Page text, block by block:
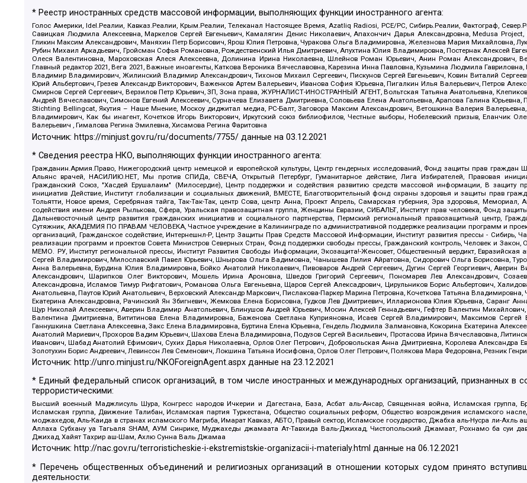
* Реестр иностранных средств массовой информации, выполняющих функции иностранного агента:
Голос Америки, Idel.Реалии, Кавказ.Реалии, Крым.Реалии, Телеканал Настоящее Время, Azatliq Radiosi, PCE/PC, Сибирь.Реалии, Фактограф,
Савицкая Людмила Алексеевна, Маркелов Сергей Евгеньевич, Камалягин Денис Николаевич, Апахончич Дарья Александровна, Medusa
Гликин Максим Александрович, Маняхин Петр Борисович, Ярош Юлия Петровна, Чуракова Ольга Владимировна, Железнова Мария Михайловна,
Рубин Михаил Аркадьевич, Гройсман Софья Романовна, Рождественский Илья Дмитриевич, Апухтина Юлия Владимировна, Постернак Алексей
Олеся Валентиновна, Мароховская Алеся Алексеевна, Долинина Ирина Николаевна, Шлейнов Роман Юрьевич, Анин Роман Александрович,
Главный редактор 2021, Вега 2021, Важные иноагенты, Каткова Вероника Вячеславовна, Карезина Инна Павловна, Кузьмина Людмила
Владимир Владимирович, Жилинский Владимир Александрович, Тихонов Михаил Сергеевич, Пискунов Сергей Евгеньевич, Ковин Виталий
Юрий Альбертович, Грезев Александр Викторович, Важенков Артем Валерьевич, Иванова София Юрьевна, Пигалкин Илья Валерьевич, Петров
Смирнов Сергей Сергеевич, Верзилов Петр Юрьевич, ЗП, Зона права, ЖУРНАЛИСТ-ИНОСТРАННЫЙ АГЕНТ, Вольтская Татьяна Анатольевна,
Андрей Вячеславович, Симонов Евгений Алексеевич, Сурначева Елизавета Дмитриевна, Соловьева Елена Анатольевна, Арапова Галина
Stichting Bellingcat, Якутия – Наше Мнение, Москоу диджитал медиа, РС-Балт, Заговора Максим Александрович, Ветошкина Валерия
Владимирович, Как бы инагент, Кочетков Игорь Викторович, Иркутский союз библиофилов, Честные выборы, Нобелевский призыв, Еланчик
Валерьевич , Гималова Регина Эмилевна, Хисамова Регина Фаритовна
Источник: https://minjust.gov.ru/ru/documents/7755/ данные на03.12.2021
* Сведения реестра НКО, выполняющих функции иностранного агента:
Гражданин.Армия.Право, Нижегородский центр немецкой и европейской культуры, Центр гендерных исследований, Фонд защиты прав граждан
Альянс врачей, НАСИЛИЮ.НЕТ, Мы против СПИДа, СВЕЧА, Открытый Петербург, Гуманитарное действие, Лига Избирателей, Правовая
Гражданский Союз, "Хасдей Ерушалаим" (Милосердие), Центр поддержки и содействия развитию средств массовой информации, В защиту
инициатив Действие, Институт глобализации и социальных движений, ВМЕСТЕ, Благотворительный фонд охраны здоровья и защиты прав
Тольятти, Новое время, Серебряная тайга, Так-Так-Так, центр Сова, центр Анна, Проект Апрель, Самарская губерния, Эра здоровья,
содействия имени Андрея Рылькова, Сфера, Уральская правозащитная группа, Женщины Евразии, СИБАЛЬТ, Институт прав человека, Фонд
Дальневосточный центр развития гражданских инициатив и социального партнерства, Пермский региональный правозащитный центр,
Сутяжник, АКАДЕМИЯ ПО ПРАВАМ ЧЕЛОВЕКА, Частное учреждение в Калининграде по административной поддержке реализации программ и
организаций, Гражданское содействие, Интернешнл-Р, Центр Защиты Прав Средств Массовой Информации, Институт развития прессы - Сибирь,
реализации программ и проектов Совета Министров Северных Стран, Фонд поддержки свободы прессы, Гражданский контроль, Человек и
МЕМО. РУ, Институт региональной прессы, Институт Развития Свободы Информации, Экозащита!-Женсовет, Общественный вердикт, Евразийская
Сергей Владимирович, Милославский Павел Юрьевич, Шнырова Ольга Вадимовна, Чанышева Лилия Айратовна, Сидорович Ольга Борисовна,
Анна Валерьевна, Бурдина Юлия Владимировна, Бойко Анатолий Николаевич, Пивоваров Андрей Сергеевич, Дугин Сергей Георгиевич, Аверин
Александрович, Шарипков Олег Викторович, Мошель Ирина Ароновна, Шведов Григорий Сергеевич, Пономарев Лев Александрович,
Александровна, Исламов Тимур Рифгатович, Романова Ольга Евгеньевна, Щаров Сергей Алексадрович, Цирульников Борис Альбертович,
Анатольевна, Паутов Юрий Анатольевич, Верховский Александр Маркович, Пислакова-Паркер Марина Петровна, Кочеткова Татьяна
Екатерина Александровна, Рачинский Ян Збигневич, Жемкова Елена Борисовна, Гудков Лев Дмитриевич, Илларионова Юлия Юрьевна, Саранг
Щур Николай Алексеевич, Аверин Владимир Анатольевич, Блинушов Андрей Юрьевич, Мосин Алексей Геннадьевич, Гефтер Валентин
Валентина Дмитриевна, Вититинова Елена Владимировна, Баженова Светлана Куприяновна, Исаев Сергей Владимирович, Максимов Сергей
Ганнушкина Светлана Алексеевна, Закс Елена Владимировна, Буртина Елена Юрьевна, Гендель Людмила Залмановна, Кокорина Екатерина
Анатолий Мариевич, Прохоров Вадим Юрьевич, Шахова Елена Владимировна, Подузов Сергей Васильевич, Протасова Ирина Вячеславовна,
Иванович, Шабад Анатолий Ефимович, Сухих Дарья Николаевна, Орлов Олег Петрович, Добровольская Анна Дмитриевна, Королева Александра
Золотухин Борис Андреевич, Левинсон Лев Семенович, Локшина Татьяна Иосифовна, Орлов Олег Петрович, Полякова Мара Федоровна, Резник
Источник: http://unro.minjust.ru/NKOForeignAgent.aspx данные на23.12.2021
* Единый федеральный список организаций, в том числе иностранных и международных организаций, признанных в
террористическими:
Высший военный Маджлисуль Шура, Конгресс народов Ичкерии и Дагестана, База, Асбат аль-Ансар, Священная война, Исламская группа,
Исламская группа, Движение Талибан, Исламская партия Туркестана, Общество социальных реформ, Общество возрождения исламского
моджахедов, Аль-Каида в странах исламского Магриба, Имарат Кавказ, АБТО, Правый сектор, Исламское государство, Джабха аль-Нусра ли-
Аллаха Субхану уа Тагьаля SHAM, АУМ Синрике, Муджахеды джамаата Ат-Тавхида Валь-Джихад, Чистопольский Джамаат, Рохнамо ба суи
Джихад, Хайят Тахрир аш-Шам, Ахлю Сунна Валь Джамаа
Источник:http://nac.gov.ru/terroristicheskie-i-ekstremistskie-organizacii-i-materialy.html данные на06.12.2021
* Перечень общественных объединений и религиозных организаций в отношении которых судом принято
деятельности: